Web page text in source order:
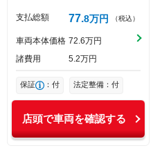
支払総額 77 8万円 （税込）
車両本体価格 72 6万円
諸費用
5 2万円
保証 ：付 法定整備：付
店頭で車両を確認する